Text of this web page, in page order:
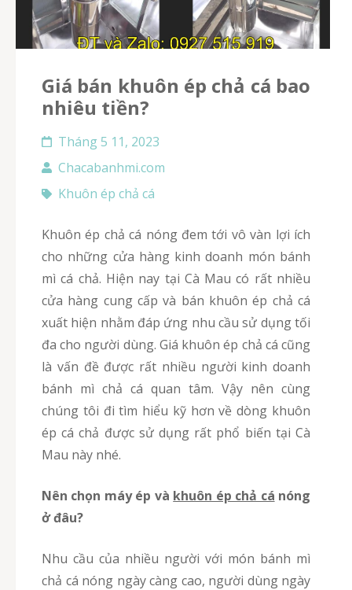
Giá bán khuôn ép chả cá bao
nhiêu tiền?
Tháng 5 11, 2023
Chacabanhmi.com
Khuôn ép chả cá
Khuôn ép chả cá nóng đem tới vô vàn lợi ích
cho những cửa hàng kinh doanh món bánh
mì cá chả. Hiện nay tại Cà Mau có rất nhiều
cửa hàng cung cấp và bán khuôn ép chả cá
xuất hiện nhằm đáp ứng nhu cầu sử dụng tối
đa cho người dùng. Giá khuôn ép chả cá cũng
là vấn đề được rất nhiều người kinh doanh
bánh mì chả cá quan tâm. Vậy nên cùng
chúng tôi đi tìm hiểu kỹ hơn về dòng khuôn
ép cá chả được sử dụng rất phổ biến tại Cà
Mau này nhé.
Nên chọn máy ép và khuôn ép chả cá nóng
ở đâu?
Nhu cầu của nhiều người với món bánh mì
chả cá nóng ngày càng cao, người dùng ngày